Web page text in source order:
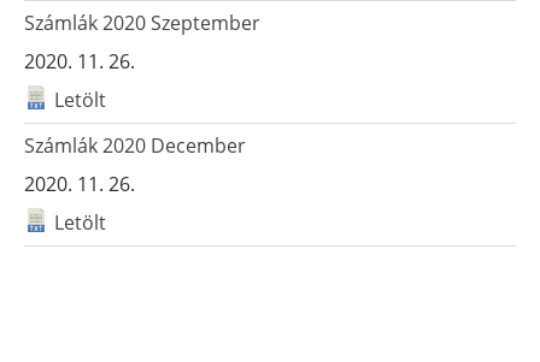
Számlák 2020 Szeptember
2020. 11. 26.
Letölt
Számlák 2020 December
2020. 11. 26.
Letölt